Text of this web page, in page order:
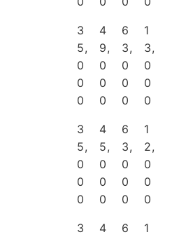
3
5,
0
0
0
4
9,
0
0
0
6
3,
0
0
0
1
3,
0
0
0
3
5,
0
0
0
4
5,
0
0
0
6
3,
0
0
0
1
2,
0
0
0
3
4
6
1